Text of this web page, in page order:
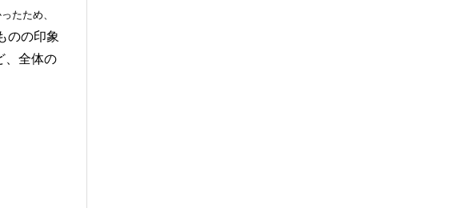
たため、
のの印象
、全体の